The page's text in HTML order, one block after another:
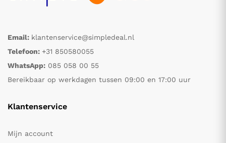
Email: klantenservice@simpledeal.nl
Telefoon: +31 850580055
WhatsApp: 085 058 00 55
Bereikbaar op werkdagen tussen 09:00 en 17:00 uur
Klantenservice
Mijn account